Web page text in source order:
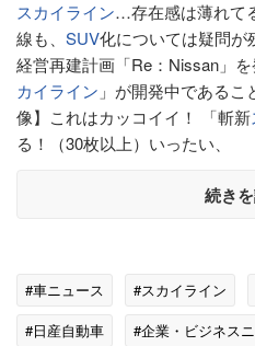
スカイライン…存在感は薄れて
線も、 SUV化については疑問が
経営再建計画「Re：Nissan」
カイライン 」が開発中である
像】これはカッコイイ！ 「斬新
る！（30枚以上）いったい、
続き
#車ニュース #スカイライン
#日産自動車
#企業・ビジネス